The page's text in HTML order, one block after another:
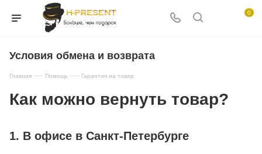
0
Условия обмена и возврата
Главная — Помощь — Гарантия на товар
Как можно вернуть товар?
1. В офисе в Санкт-Петербурге